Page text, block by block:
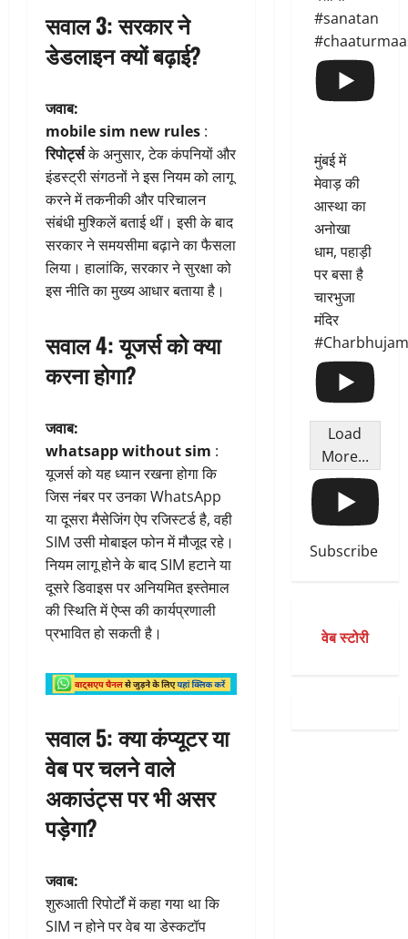
सवाल 3: सरकार ने
डेडलाइन क्यों बढ़ाई?
जवाब:
mobile sim new rules :
रिपोर्ट्सके अनुसार, टेक कंपनियों और
इंडस्ट्री संगठनों ने इस नियम को लागू
करने में तकनीकी और परिचालन
संबंधी मुश्किलें बताई थीं। इसी के बाद
सरकार ने समयसीमा बढ़ाने का फैसला
लिया। हालांकि, सरकार ने सुरक्षा को
इस नीति का मुख्य आधार बताया है।
सवाल 4: यूजर्स को क्या
करना होगा?
जवाब:
whatsapp without sim :
यूजर्स को यह ध्यान रखना होगा कि
जिस नंबर पर उनका WhatsApp
या दूसरा मैसेजिंग ऐप रजिस्टर्ड है, वही
SIM उसी मोबाइल फोन में मौजूद रहे।
नियम लागू होने के बाद SIM हटाने या
दूसरे डिवाइस पर अनियमित इस्तेमाल
की स्थिति में ऐप्स की कार्यप्रणाली
प्रभावित हो सकती है।
सवाल 5: क्या कंप्यूटर या
वेब पर चलने वाले
अकाउंट्स पर भी असर
पड़ेगा?
जवाब:
शुरुआती रिपोर्टों में कहा गया था कि
SIM न होने पर वेब या डेस्कटॉप
#sanatan
मुंबई में
मेवाड़ की
आस्था का
अनोखा
धाम, पहाड़ी
पर बसा है
चारभुजा
मंदिर
Load
More...
Subscribe
वेब स्टोरी